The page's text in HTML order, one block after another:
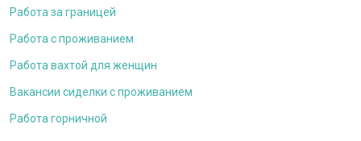
Работа за границей
Работа с проживанием
Работа вахтой для женщин
Вакансии сиделки с проживанием
Работа горничной